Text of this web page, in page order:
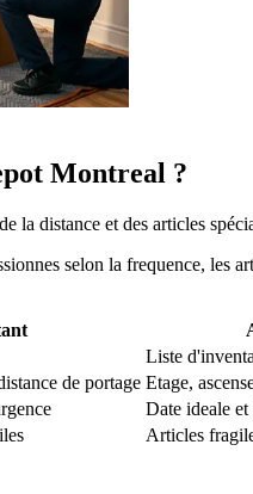
Montreal ?
la distance et des articles
selon la frequence, les
Liste
de portage Etage,
Date ideale
Articles